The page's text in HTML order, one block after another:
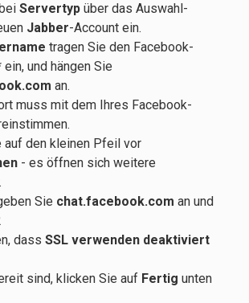
Servertyp über das Auswahl-
Jabber-Account ein.
tragen Sie den Facebook-
und hängen Sie
an.
muss mit dem Ihres Facebook-
auf den kleinen Pfeil vor
- es öffnen sich weitere
Sie chat.facebook.com an und
dass SSL verwenden deaktiviert
sind, klicken Sie auf Fertig unten